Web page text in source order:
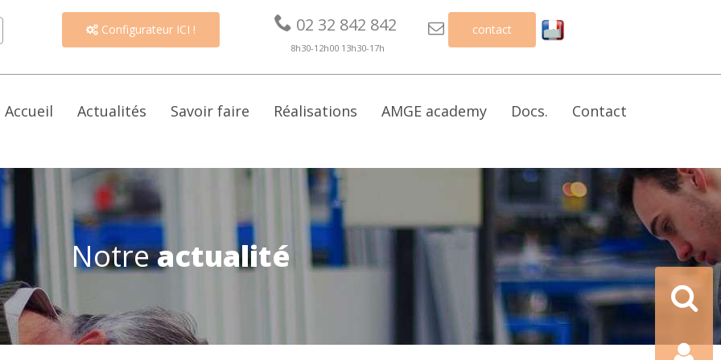
 Configurateur ICI !  02 32 842 842
8h30-12h00 13h30-17h
 contact
Accueil Actualités Savoir faire Réalisations AMGE academy Docs. Contact
Notreactualité